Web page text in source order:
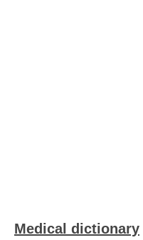
Medical dictionary